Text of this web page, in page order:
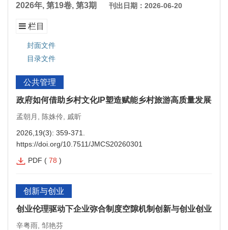
2026年, 第19卷, 第3期 刊出日期：2026-06-20
栏目
封面文件
目录文件
公共管理
政府如何借助乡村文化IP塑造赋能乡村旅游高质量发展公
孟朝月, 陈姝伶, 戚昕
2026,19(3): 359-371.
https://doi.org/10.7511/JMCS20260301
PDF ( 78 )
创新与创业
创业伦理驱动下企业弥合制度空隙机制创新与创业创业
辛粤雨, 邹艳芬